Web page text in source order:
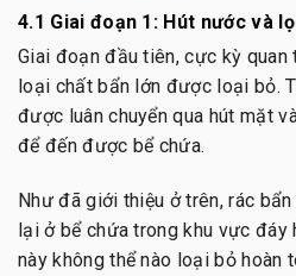
4.1 Giai đoạn 1: Hút nước và
Giai đoạn đầu tiên, cực kỳ
loại chất bẩn lớn được loại bỏ.
được luân chuyển qua hút mặt
để đến được bể chứa.
Như đã giới thiệu ở trên, rác
lại ở bể chứa trong khu vực đáy
này không thể nào loại bỏ hoàn